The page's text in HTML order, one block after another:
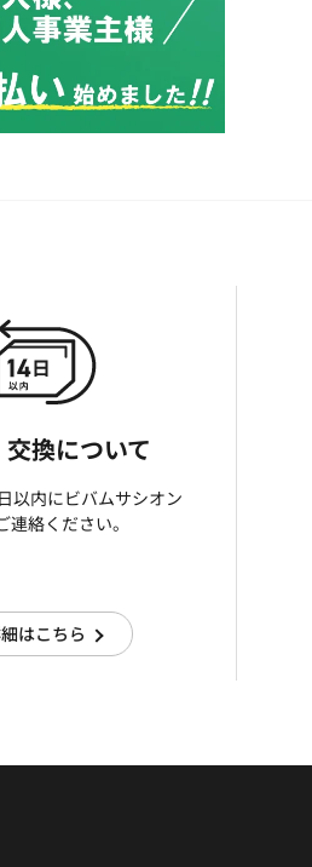
換について
以内にビバムサシオン
連絡ください。
はこちら